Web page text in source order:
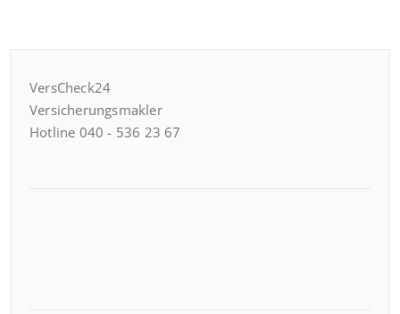
VersCheck24
Versicherungsmakler
Hotline 040 - 536 23 67